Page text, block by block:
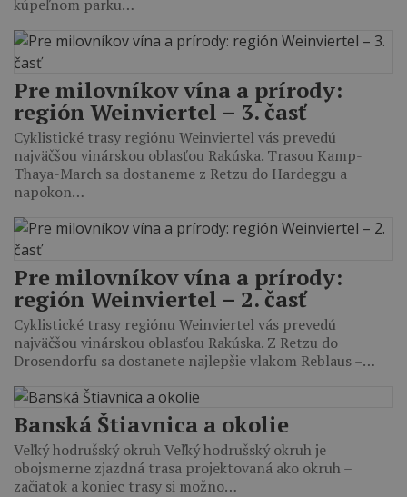
kúpeľnom parku…
Pre milovníkov vína a prírody:
región Weinviertel – 3. časť
Cyklistické trasy regiónu Weinviertel vás prevedú
najväčšou vinárskou oblasťou Rakúska. Trasou Kamp-
Thaya-March sa dostaneme z Retzu do Hardeggu a
napokon…
Pre milovníkov vína a prírody:
región Weinviertel – 2. časť
Cyklistické trasy regiónu Weinviertel vás prevedú
najväčšou vinárskou oblasťou Rakúska. Z Retzu do
Drosendorfu sa dostanete najlepšie vlakom Reblaus –…
Banská Štiavnica a okolie
Veľký hodrušský okruh Veľký hodrušský okruh je
obojsmerne zjazdná trasa projektovaná ako okruh –
začiatok a koniec trasy si možno…